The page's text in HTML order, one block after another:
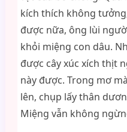
kích thích không
được nữa, ông lùi
khỏi miệng con dâu.
được cây xúc xích thịt
này được. Trong mơ
lên, chụp lấy thân
Miệng vẫn không